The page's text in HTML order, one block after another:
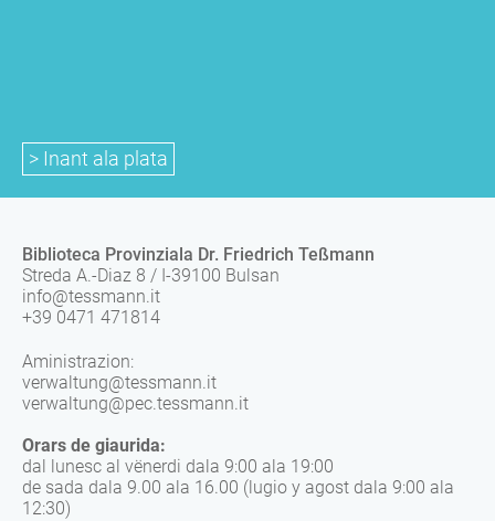
> Inant ala plata
Biblioteca Provinziala Dr. Friedrich Teßmann
Streda A.-Diaz 8 / I-39100 Bulsan
info@tessmann.it
+39 0471 471814
Aministrazion:
verwaltung@tessmann.it
verwaltung@pec.tessmann.it
Orars de giaurida:
dal lunesc al vënerdi dala 9:00 ala 19:00
de sada dala 9.00 ala 16.00 (lugio y agost dala 9:00 ala
12:30)